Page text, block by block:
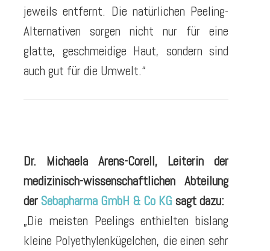
jeweils entfernt. Die natürlichen Peeling-
Alternativen sorgen nicht nur für eine
glatte, geschmeidige Haut, sondern sind
auch gut für die Umwelt.“
Dr. Michaela Arens-Corell, Leiterin der
medizinisch-wissenschaftlichen Abteilung
derSebapharma GmbH & Co KG sagt dazu:
„Die meisten Peelings enthielten bislang
kleine Polyethylenkügelchen, die einen sehr